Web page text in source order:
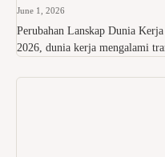
June 1, 2026
Perubahan Lanskap Dunia
2026, dunia kerja mengalami